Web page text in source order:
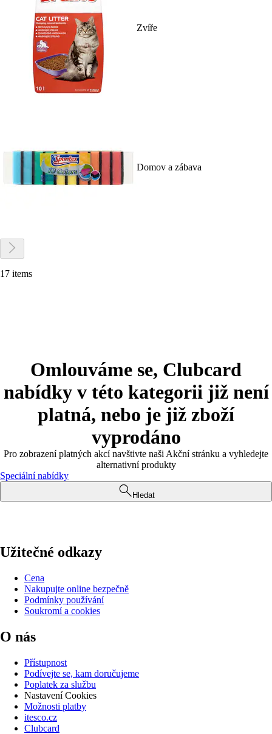
Zvíře
Domov a zábava
17 items
Omlouváme se, Clubcard
nabídky v této kategorii již není
platná, nebo je již zboží
vyprodáno
Pro zobrazení platných akcí navštivte naši Akční stránku a vyhledejte
alternativní produkty
Speciální nabídky
Hledat
Užitečné odkazy
Cena
Nakupujte online bezpečně
Podmínky používání
Soukromí a cookies
O nás
Přístupnost
Podívejte se, kam doručujeme
Poplatek za službu
Nastavení Cookies
Možnosti platby
itesco.cz
Clubcard